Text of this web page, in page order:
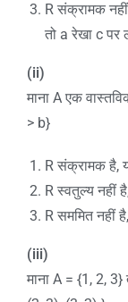
R संक्रामक
तो a रेखा c पर
(ii)
माना A एक
> b}
R संक्रामक है,
R स्वतुल्य नहीं
R सममित नहीं
(iii)
माना A = {1, 2,